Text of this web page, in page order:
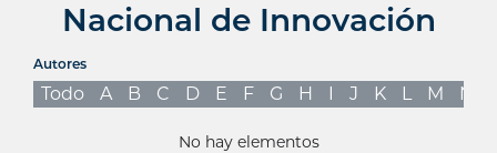
Nacional de Innovación
Autores
Todo A B C D E F G H I J K L M N
No hay elementos